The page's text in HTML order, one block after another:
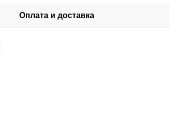
Оплата и доставка